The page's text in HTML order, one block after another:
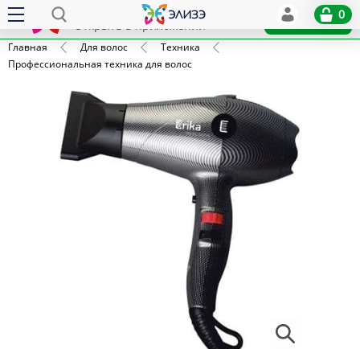
x
Открыть в приложении
Установить
0
Главная Для волос
Техника
Профессиональная техника для волос